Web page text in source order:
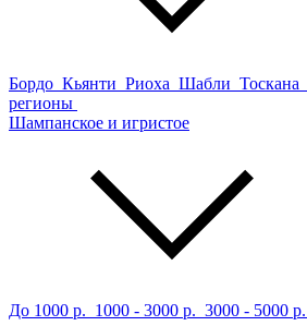
Бордо Кьянти Риоха Шабли Тоскана
регионы
Шампанское и игристое
До 1000 р. 1000 - 3000 р. 3000 - 5000 р.